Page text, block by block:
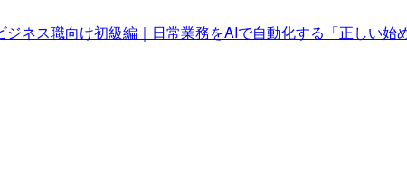
ネス職向け初級編｜日常業務をAIで自動化する「正しい始